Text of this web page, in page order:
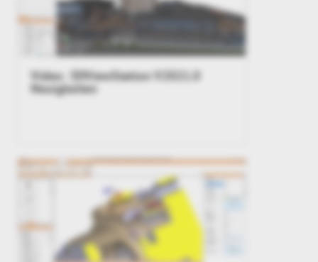
Video: 3DViewStation V2021.0
Neuigkeiten